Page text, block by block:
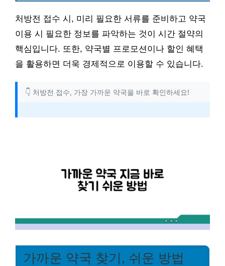
처방전 접수 시, 미리 필요한 서류를 준비하고 약국
이용 시 필요한 정보를 파악하는 것이 시간 절약의
핵심입니다. 또한, 약국별 프로모션이나 할인 혜택
을 활용하면 더욱 경제적으로 이용할 수 있습니다.
👇 처방전 접수, 가장 가까운 약국을 바로 확인하세요!
가까운 약국 찾기, 쉬운 방법